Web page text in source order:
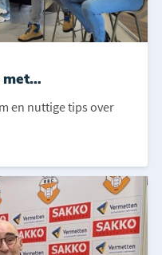
met
en nuttige tips over